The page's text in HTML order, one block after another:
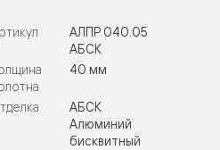
АЛПР 040.05
АБСК
40 мм
АБСК
Алюминий
бисквитный